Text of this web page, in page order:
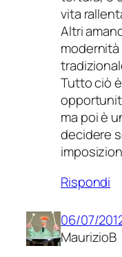
vita
Altri
Tutto ciò
ma poi è
decidere
Rispondi
06/07/
MaurizioB